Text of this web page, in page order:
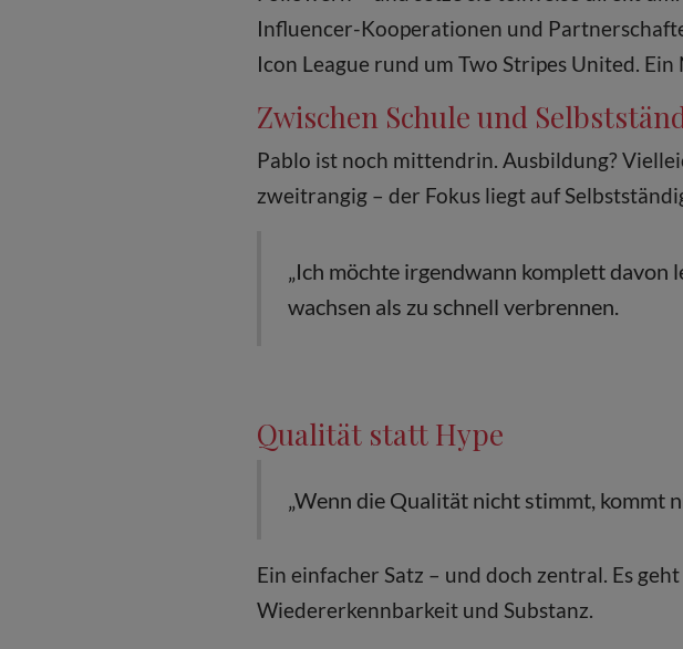
Influencer-Kooperationen und
Icon League rund um Two Stripes United.
Zwischen Schule und
Pablo ist noch mittendrin. Ausbildung?
zweitrangig – der Fokus liegt auf
„Ich möchte irgendwann komplett davon
wachsen als zu schnell verbrennen.
Qualität statt Hype
„Wenn die Qualität nicht stimmt, kommt
Ein einfacher Satz – und doch zentral. Es
Wiedererkennbarkeit und Substanz.